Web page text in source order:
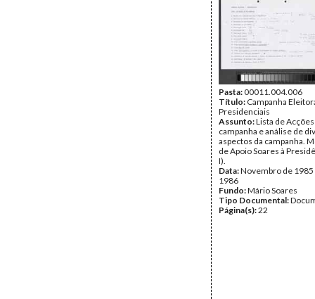
Pasta:00011.004.006
Título: Campanha
Presidenciais
Assunto:Lista de
campanha e análise de
aspectos da campanha.
de Apoio Soares à
I).
Data:Novembro de 1985
1986
Fundo:Mário Soares
Tipo Documental:
Página(s):22